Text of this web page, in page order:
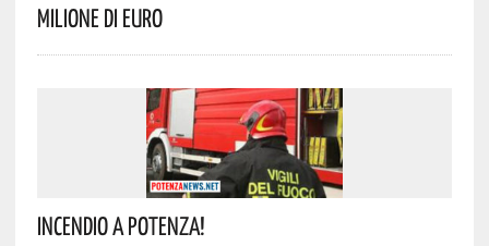
Milione Di Euro
Incendio A Potenza!